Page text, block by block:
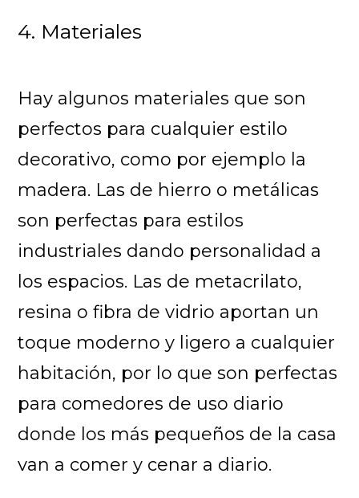
4. Materiales
Hay algunos materiales que son
perfectos para cualquier estilo
decorativo, como por ejemplo la
madera. Las de hierro o metálicas
son perfectas para estilos
industriales dando personalidad a
los espacios. Las de metacrilato,
resina o fibra de vidrio aportan un
toque moderno y ligero a cualquier
habitación, por lo que son perfectas
para comedores de uso diario
donde los más pequeños de la casa
van a comer y cenar a diario.